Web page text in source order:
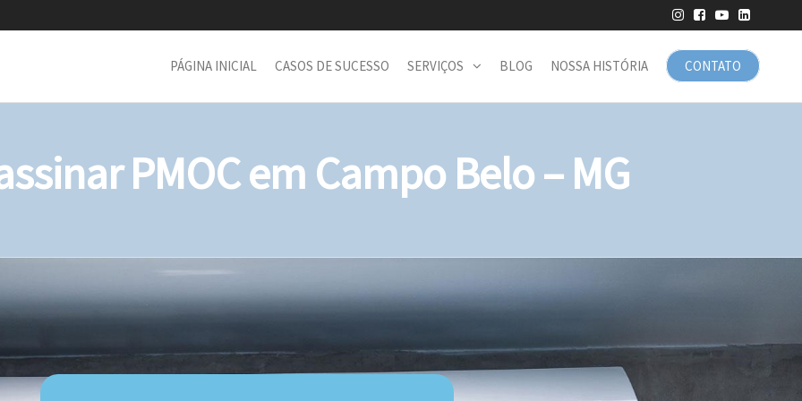
CONTATO
PÁGINA INICIAL CASOS DE SUCESSO SERVIÇOS BLOG NOSSA HISTÓRIA
PMOC em Campo Belo – MG